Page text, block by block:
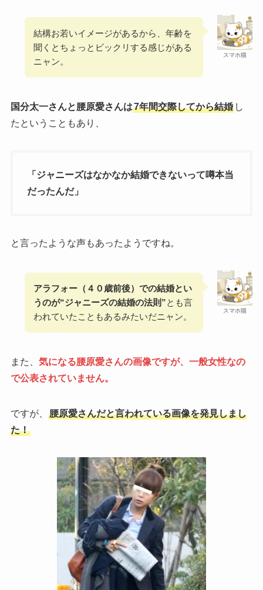
スマホ猫
結構お若いイメージがあるから、年齢を
聞くとちょっとビックリする感じがある
ニャン。
国分太一さんと腰原愛さんは7年間交際してから結婚し
たということもあり、
「ジャニーズはなかなか結婚できないって噂本当
だったんだ」
と言ったような声もあったようですね。
スマホ猫
アラフォー（４０歳前後）での結婚とい
うのが“ジャニーズの結婚の法則”とも言
われていたこともあるみたいだニャン。
また、 気になる腰原愛さんの画像ですが、一般女性なの
で公表されていません。
ですが、
腰原愛さんだと言われている画像を発見しまし
た！